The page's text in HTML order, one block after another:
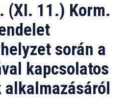
(XI. 11.) Korm.
során a
kapcsolatos